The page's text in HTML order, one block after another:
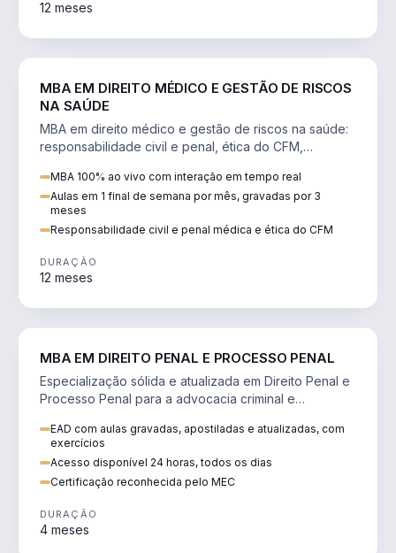
12 meses
MBA EM DIREITO MÉDICO E GESTÃO DE RISCOS
NA SAÚDE
MBA em direito médico e gestão de riscos na saúde:
responsabilidade civil e penal, ética do CFM,
MBA 100% ao vivo com interação em tempo real
Aulas em 1 final de semana por mês, gravadas por 3
meses
Responsabilidade civil e penal médica e ética do CFM
DURAÇÃO
12 meses
MBA EM DIREITO PENAL E PROCESSO PENAL
Especialização sólida e atualizada em Direito Penal e
Processo Penal para a advocacia criminal e
EAD com aulas gravadas, apostiladas e atualizadas, com
exercícios
Acesso disponível 24 horas, todos os dias
Certificação reconhecida pelo MEC
DURAÇÃO
4 meses